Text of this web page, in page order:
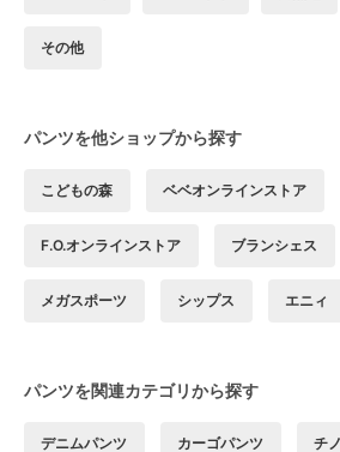
その他
パンツを他ショップから探す
こどもの森 ベベオンラインストア
F.O.オンラインストア ブランシェス
メガスポーツ シップス エニィ
パンツを関連カテゴリから探す
デニムパンツ カーゴパンツ チ